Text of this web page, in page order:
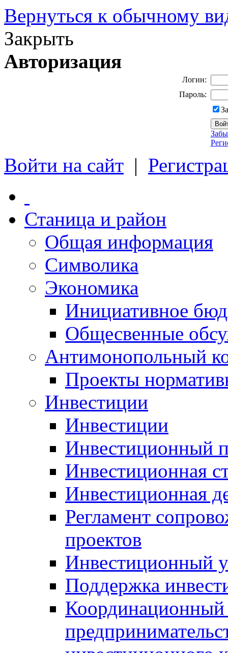
Вернуться к обычному
Закрыть
Авторизация
Логин:
Пароль:
Войти на сайт |
Станица и район
Общая информация
Символика
Экономика
Инициативное
Общесвенные
Антимонопольный
Проекты
Инвестиции
Инвестиции
Инвестиционный
Инвестиционная
Инвестиционная
Регламент
проектов
Инвестиционный
Поддержка
Координационный